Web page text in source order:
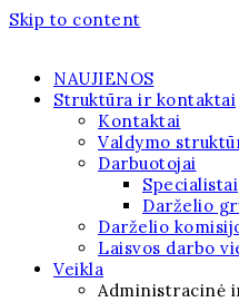
Skip to content
NAUJIENOS
Struktūra ir kontaktai
Kontaktai
Valdymo
Darbuotojai
Specialistai
Darželio
Darželio
Laisvos darbo
Veikla
Administracinė